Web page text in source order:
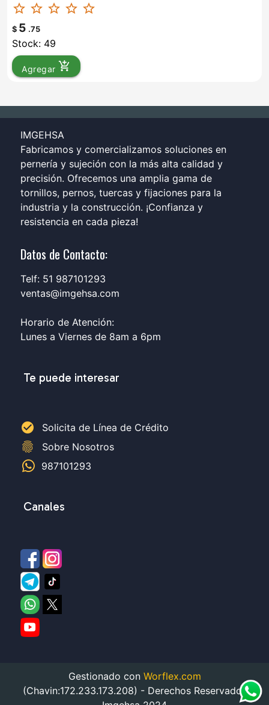
star_border star_border star_border star_border star_border
$ 5 .75
Stock: 49
Agregar add_shopping_cart
IMGEHSA
Fabricamos y comercializamos soluciones en
pernería y sujeción con la más alta calidad y
precisión. Ofrecemos una amplia gama de
tornillos, pernos, tuercas y fijaciones para la
industria y la construcción. ¡Confianza y
resistencia en cada pieza!
Datos de Contacto:
Telf: 51 987101293
ventas@imgehsa.com
Horario de Atención:
Lunes a Viernes de 8am a 6pm
Te puede interesar
check_circle Solicita de Línea de Crédito
fingerprint
Sobre Nosotros
987101293
Canales
Gestionado con Worflex.com
(Chavin:172.233.173.208) - Derechos Reservados